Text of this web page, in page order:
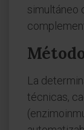
simultáneo
La
técnicas,